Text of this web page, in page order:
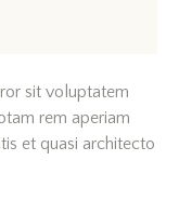
sit voluptatem
rem aperiam
et quasi architecto